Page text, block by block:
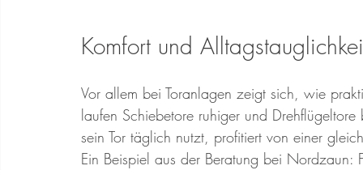
Komfort und
Vor allem bei Toranlagen zeigt sich, wie
laufen Schiebetore ruhiger und
sein Tor täglich nutzt, profitiert von einer
Ein Beispiel aus der Beratung bei